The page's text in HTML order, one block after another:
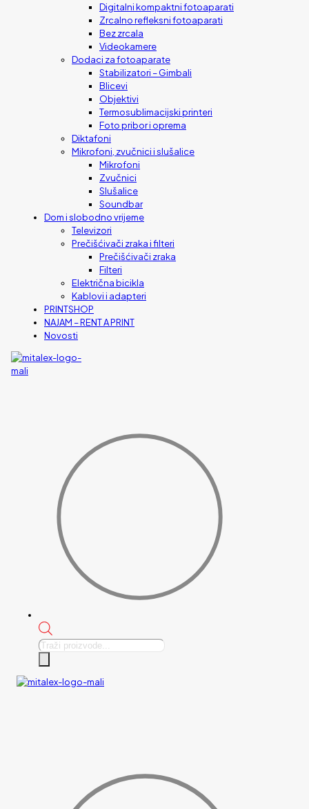
Digitalni kompaktni fotoaparati
Zrcalno refleksni fotoaparati
Bez zrcala
Videokamere
Dodaci za fotoaparate
Stabilizatori – Gimbali
Blicevi
Objektivi
Termosublimacijski printeri
Foto pribor i oprema
Diktafoni
Mikrofoni, zvučnici i slušalice
Mikrofoni
Zvučnici
Slušalice
Soundbar
Dom i slobodno vrijeme
Televizori
Prečišćivači zraka i filteri
Prečišćivači zraka
Filteri
Električna bicikla
Kablovi i adapteri
PRINTSHOP
NAJAM – RENT A PRINT
Novosti
Products